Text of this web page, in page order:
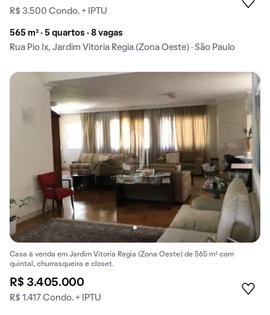
R$ 3.500 Condo. + IPTU
565 m² · 5 quartos · 8 vagas
Rua Pio Ix, Jardim Vitoria Regia (Zona Oeste) · São Paulo
Casa à venda em Jardim Vitoria Regia (Zona Oeste) de 565 m² com
quintal, churrasqueira e closet.
R$ 3.405.000
R$ 1.417 Condo. + IPTU